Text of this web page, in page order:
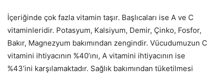
İçeriğinde çok fazla vitamin taşır. Başlıcaları ise A ve C
vitaminleridir. Potasyum, Kalsiyum, Demir, Çinko, Fosfor,
Bakır, Magnezyum bakımından zengindir. Vücudumuzun C
vitamini ihtiyacının %40’ını, A vitamini ihtiyacının ise
%43’ini karşılamaktadır. Sağlık bakımından tüketilmesi